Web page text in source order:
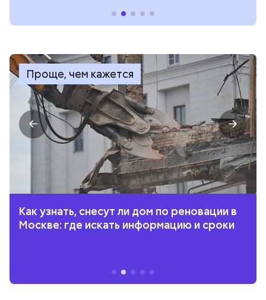
Проще, чем кажется
Как узнать, снесут ли дом по реновации в
Москве: где искать информацию и сроки